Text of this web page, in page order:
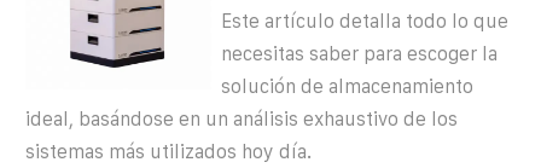
Este artículo detalla todo lo que
necesitas saber para escoger la
solución de almacenamiento
ideal, basándose en un análisis exhaustivo de los
sistemas más utilizados hoy día.